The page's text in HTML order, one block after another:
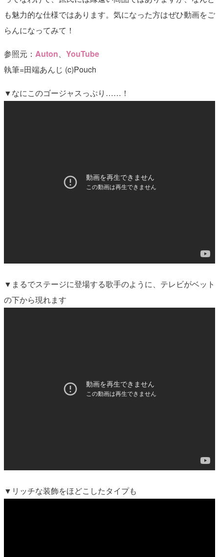
も魅力的な仕様ではあります。気になった方はぜひ動画をご
らんになってみて！
参照元： Auton、 YouTube
執筆=田端あんじ (c)Pouch
▼なにこのゴージャスっぷり……！
▼まるでステージに登場する歌手のように、テレビがベット
の下から現れます
▼リッチな装飾をほどこしたタイプも